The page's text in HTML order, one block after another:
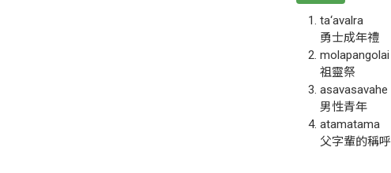
ta‘avalra
勇士成年禮
molapangolai
祖靈祭
asavasavahe
男性青年
atamatama
父字輩的稱呼